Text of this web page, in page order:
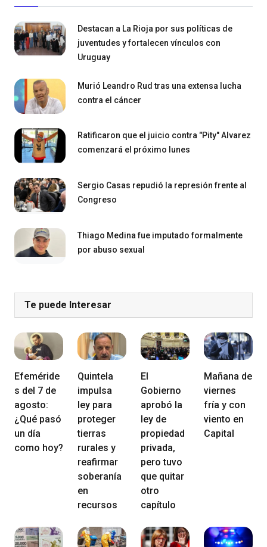
Destacan a La Rioja por sus políticas de
juventudes y fortalecen vínculos con
Uruguay
Murió Leandro Rud tras una extensa lucha
contra el cáncer
Ratificaron que el juicio contra "Pity" Alvarez
comenzará el próximo lunes
Sergio Casas repudió la represión frente al
Congreso
Thiago Medina fue imputado formalmente
por abuso sexual
Te puede Interesar
Efeméride
s del 7 de
agosto:
¿Qué pasó
un día
como hoy?
Quintela
impulsa
ley para
proteger
tierras
rurales y
reafirmar
soberanía
en
recursos
El
Gobierno
aprobó la
ley de
propiedad
privada,
pero tuvo
que quitar
otro
capítulo
Mañana de
viernes
fría y con
viento en
Capital